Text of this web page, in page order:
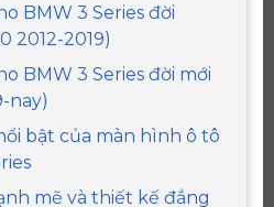
BMW 3 Series đời
2012-2019)
BMW 3 Series đời mới
nay)
bật của màn hình ô tô
mẽ và thiết kế đẳng